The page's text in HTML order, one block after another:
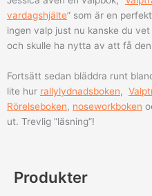
vardagshjälte” som är en
ingen valp just nu kanske du
och skulle ha nytta av att få
Fortsätt sedan bläddra runt
lite hur rallylydnadsboken,
Rörelseboken, noseworkboken
ut. Trevlig ”läsning”!
Produkter